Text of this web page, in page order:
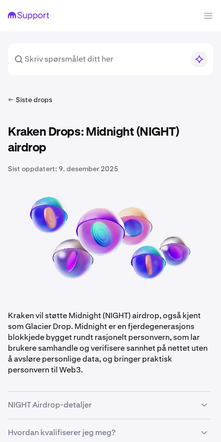
Siste drops
Kraken Drops: Midnight (NIGHT)
airdrop
Sist oppdatert: 9. desember 2025
Kraken vil støtte Midnight (NIGHT) airdrop, også kjent
som Glacier Drop. Midnight er en fjerdegenerasjons
blokkjede bygget rundt rasjonelt personvern, som lar
brukere samhandle og verifisere sannhet på nettet uten
å avsløre personlige data, og bringer praktisk
personvern til Web3.
NIGHT Airdrop-detaljer
•
Airdrop-beløp: ~$24M i NIGHT-tokens, fordelt
Hvordan kvalifiserer jeg meg?